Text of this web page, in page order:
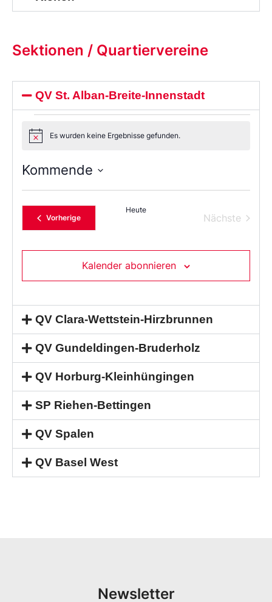
Sektionen / Quartiervereine
QV St. Alban-Breite-Innenstadt
NoticeEs wurden keine Ergebnisse gefunden.
Kommende
das
DatumVorherigeVeranstaltungen
Heute
Nächste
Kalender abonnieren
QV Clara-Wettstein-Hirzbrunnen
QV Gundeldingen-Bruderholz
QV Horburg-Kleinhüngingen
SP Riehen-Bettingen
QV Spalen
QV Basel West
Newsletter